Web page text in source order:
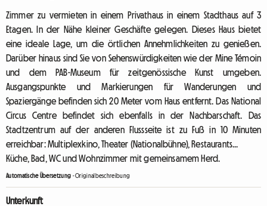
Zimmer zu vermieten in einem Privathaus in einem Stadthaus auf 3
Etagen. In der Nähe kleiner Geschäfte gelegen. Dieses Haus bietet
eine ideale Lage, um die örtlichen Annehmlichkeiten zu genießen.
Darüber hinaus sind Sie von Sehenswürdigkeiten wie der Mine Témoin
und dem PAB-Museum für zeitgenössische Kunst umgeben.
Ausgangspunkte und Markierungen für Wanderungen und
Spaziergänge befinden sich 20 Meter vom Haus entfernt. Das National
Circus Centre befindet sich ebenfalls in der Nachbarschaft. Das
Stadtzentrum auf der anderen Flussseite ist zu Fuß in 10 Minuten
erreichbar: Multiplexkino, Theater (Nationalbühne), Restaurants...
Küche, Bad, WC und Wohnzimmer mit gemeinsamem Herd.
Automatische Übersetzung -Originalbeschreibung
Unterkunft